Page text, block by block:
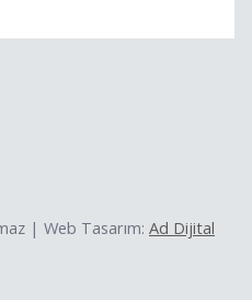
| Web Tasarım: Ad Dijital